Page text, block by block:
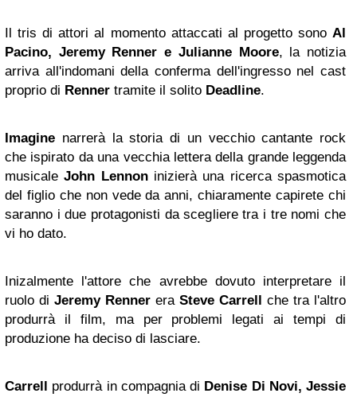
Il tris di attori al momento attaccati al progetto sono Al
Pacino, Jeremy Renner e Julianne Moore, la notizia
arriva all'indomani della conferma dell'ingresso nel cast
proprio di Renner tramite il solito Deadline.
Imagine narrerà la storia di un vecchio cantante rock
che ispirato da una vecchia lettera della grande leggenda
musicaleJohn Lennon inizierà una ricerca spasmotica
del figlio che non vede da anni, chiaramente capirete chi
saranno i due protagonisti da scegliere tra i tre nomi che
vi ho dato.
Inizalmente l'attore che avrebbe dovuto interpretare il
ruolo di Jeremy Renner era Steve Carrell che tra l'altro
produrrà il film, ma per problemi legati ai tempi di
produzione ha deciso di lasciare.
Carrell produrrà in compagnia di Denise Di Novi, Jessie